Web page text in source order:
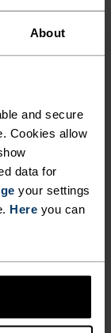
About
and secure
Cookies allow
data for
your settings
Here you can
Pro Windproof